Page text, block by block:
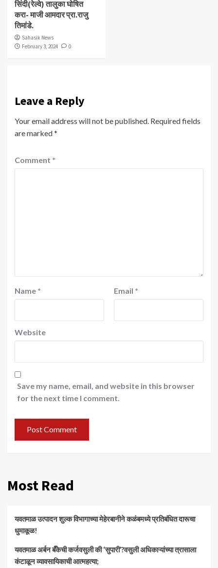
सिंदी(रेल्वे) तालुका घोषित
करा- माजी आमदार प्रा.राजु
तिमांडे.
Sahasik News
February 3, 2024
0
Leave a Reply
Your email address will not be published. Required fields
are marked*
Comment *
Name * Email *
Website
Save my name, email, and website in this browser
for the next time I comment.
Most Read
यवतमाळ उत्पादन शुल्क विभागाच्या मेहेरबानीने कळंबमध्ये प्रतिबंधित दारूचा
धुमाकूळ!
​यवतमाळ अर्बन बँकेची कर्जवसुली की ‘सुपारी’?वसुली अधिकाऱ्यांच्या त्रासाला
कंटाळून व्यावसायिकाची आत्महत्या;